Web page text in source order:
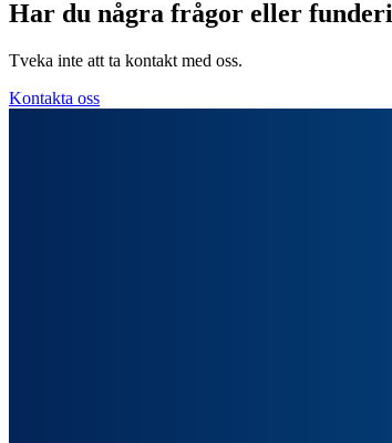
Har du några frågor eller
Tveka inte att ta kontakt med oss.
Kontakta oss